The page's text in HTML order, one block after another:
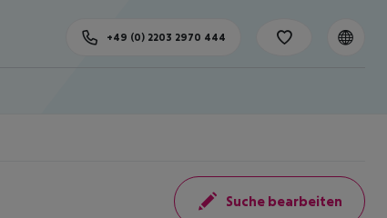
+49 (0) 2203 2970 444
Suche bearbeiten